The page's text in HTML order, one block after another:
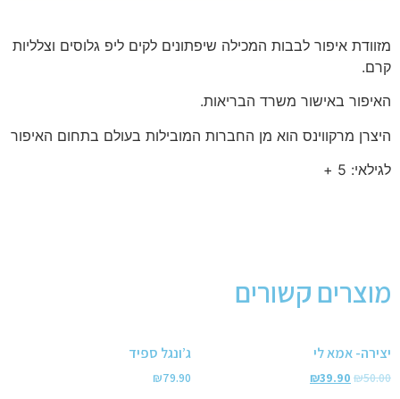
מזוודת איפור לבבות המכילה שיפתונים לקים ליפ גלוסים וצלליות
קרם.
האיפור באישור משרד הבריאות.
היצרן מרקווינס הוא מן החברות המובילות בעולם בתחום האיפור
לגילאי: 5 +
מוצרים קשורים
יצירה- אמא לי
₪50.00
₪39.90
ג’ונגל ספיד
₪79.90